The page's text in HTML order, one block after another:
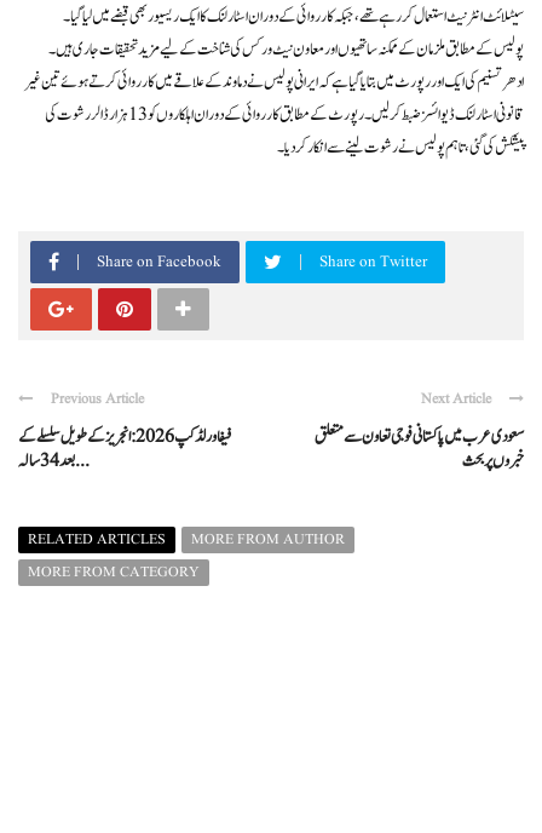
سیٹلائٹ انٹرنیٹ استعمال کر رہے تھے، جبکہ کارروائی کے دوران اسٹارلنک کا ایک ریسیور بھی قبضے میں لیا گیا۔
پولیس کے مطابق ملزمان کے ممکنہ ساتھیوں اور معاون نیٹ ورکس کی شناخت کے لیے مزید تحقیقات جاری ہیں۔
ادھر تسنیم کی ایک اور رپورٹ میں بتایا گیا ہے کہ ایرانی پولیس نے دماوند کے علاقے میں کارروائی کرتے ہوئے تین غیر
قانونی اسٹارلنک ڈیوائسز ضبط کرلیں۔ رپورٹ کے مطابق کارروائی کے دوران اہلکاروں کو 13 ہزار ڈالر رشوت کی
پیشکش کی گئی، تاہم پولیس نے رشوت لینے سے انکار کردیا۔
Share on Facebook Share on Twitter
Previous Article
فیفا ورلڈ کپ 2026: انجریز کے طویل سلسلے کے
بعد 34 سالہ ...
Next Article
سعودی عرب میں پاکستانی فوجی تعاون سے متعلق
خبروں پر بحث
RELATED ARTICLES
MORE FROM AUTHOR
MORE FROM CATEGORY